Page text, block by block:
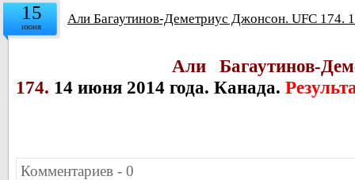
15
июня Али Багаутинов-Деметриус Джонсон. UFC 174.
Али Багаутинов-
174. 14 июня 2014 года. Канада.
Комментариев - 0